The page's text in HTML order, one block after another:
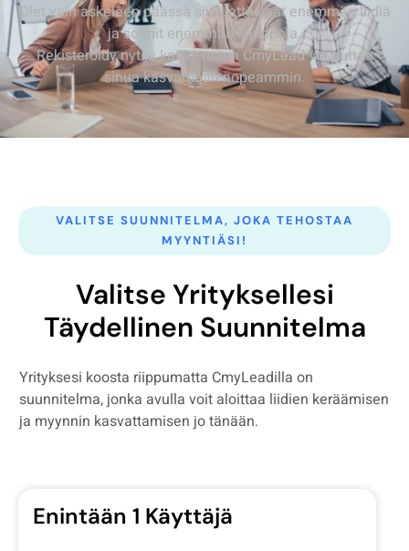
Olet vain askeleen päässä siitä, että saat enemmän liidiä
ja solmit enemmän kauppoja.
Rekisteröidy nyt ja katso, miten CmyLead voi auttaa
sinua kasvamaan nopeammin.
VALITSE SUUNNITELMA, JOKA TEHOSTAA
MYYNTIÄSI!
Valitse Yrityksellesi
Täydellinen Suunnitelma
Yrityksesi koosta riippumatta CmyLeadilla on
suunnitelma, jonka avulla voit aloittaa liidien keräämisen
ja myynnin kasvattamisen jo tänään.
Enintään 1 Käyttäjä